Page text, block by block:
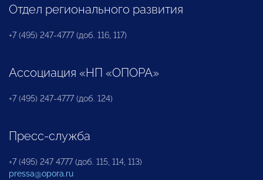
Отдел регионального развития
+7 (495) 247-4777 (доб. 116, 117)
Ассоциация «НП «ОПОРА»
+7 (495) 247-4777 (доб. 124)
Пресс-служба
+7 (495) 247 4777 (доб. 115, 114, 113)
pressa@opora.ru